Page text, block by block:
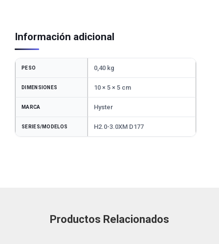
Información adicional
PESO 0,40 kg
DIMENSIONES 10 × 5 × 5 cm
MARCA Hyster
SERIES/MODELOS H2.0-3.0XM D177
Productos Relacionados